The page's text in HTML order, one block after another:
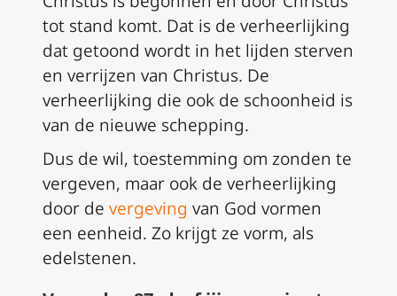
tot stand komt. Dat is de verheerlijking
dat getoond wordt in het lijden sterven
en verrijzen van Christus. De
verheerlijking die ook de schoonheid is
van de nieuwe schepping.
Dus de wil, toestemming om zonden te
vergeven, maar ook de verheerlijking
door de vergeving van God vormen
een eenheid. Zo krijgt ze vorm, als
edelstenen.